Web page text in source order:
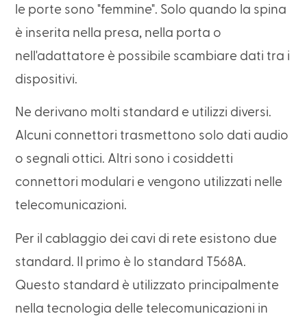
le porte sono "femmine". Solo quando la spina
è inserita nella presa, nella porta o
nell'adattatore è possibile scambiare dati tra i
dispositivi.
Ne derivano molti standard e utilizzi diversi.
Alcuni connettori trasmettono solo dati audio
o segnali ottici. Altri sono i cosiddetti
connettori modulari e vengono utilizzati nelle
telecomunicazioni.
Per il cablaggio dei cavi di rete esistono due
standard. Il primo è lo standard T568A.
Questo standard è utilizzato principalmente
nella tecnologia delle telecomunicazioni in